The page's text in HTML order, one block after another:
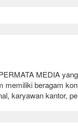
MEDIA
beragam
karyawan kantor,